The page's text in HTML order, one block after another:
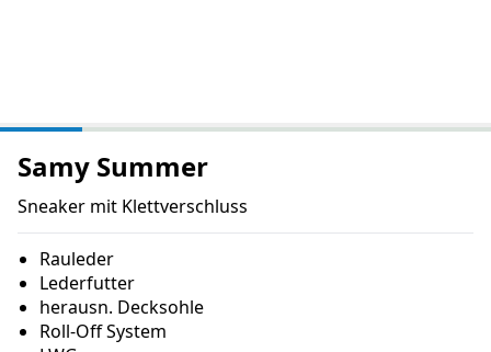
Samy Summer
Sneaker mit Klettverschluss
Rauleder
Lederfutter
herausn. Decksohle
Roll-Off System